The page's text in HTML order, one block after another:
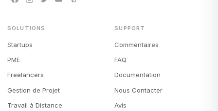
SOLUTIONS
Startups
PME
Freelancers
Gestion de Projet
Travail à Distance
SUPPORT
Commentaires
FAQ
Documentation
Nous Contacter
Avis